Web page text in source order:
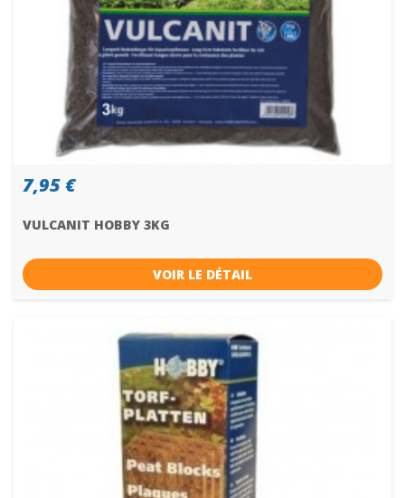
7,95 €
VULCANIT HOBBY 3KG
VOIR LE DÉTAIL